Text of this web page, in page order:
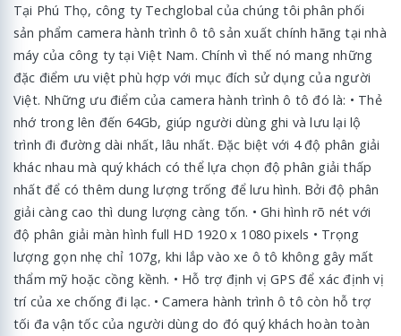
Tại Phú Thọ, công ty Techglobal của chúng tôi phân phối
sản phẩm camera hành trình ô tô sản xuất chính hãng tại nhà
máy của công ty tại Việt Nam. Chính vì thế nó mang những
đặc điểm ưu việt phù hợp với mục đích sử dụng của người
Việt. Những ưu điểm của camera hành trình ô tô đó là: • Thẻ
nhớ trong lên đến 64Gb, giúp người dùng ghi và lưu lại lộ
trình đi đường dài nhất, lâu nhất. Đặc biệt với 4 độ phân giải
khác nhau mà quý khách có thể lựa chọn độ phân giải thấp
nhất để có thêm dung lượng trống để lưu hình. Bởi độ phân
giải càng cao thì dung lượng càng tốn. • Ghi hình rõ nét với
độ phân giải màn hình full HD 1920 x 1080 pixels • Trọng
lượng gọn nhẹ chỉ 107g, khi lắp vào xe ô tô không gây mất
thẩm mỹ hoặc cồng kềnh. • Hỗ trợ định vị GPS để xác định vị
trí của xe chống đi lạc. • Camera hành trình ô tô còn hỗ trợ
tối đa vận tốc của người dùng do đó quý khách hoàn toàn